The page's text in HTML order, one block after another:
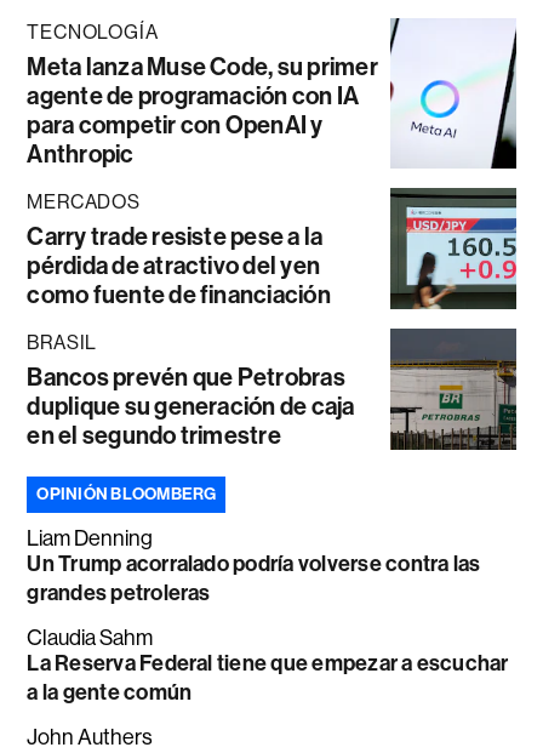
TECNOLOGÍA
Meta lanza Muse Code, su primer
agente de programación con IA
para competir con OpenAI y
Anthropic
MERCADOS
Carry trade resiste pese a la
pérdida de atractivo del yen
como fuente de financiación
BRASIL
Bancos prevén que Petrobras
duplique su generación de caja
en el segundo trimestre
OPINIÓN BLOOMBERG
Liam Denning
Un Trump acorralado podría volverse contra las
grandes petroleras
Claudia Sahm
La Reserva Federal tiene que empezar a escuchar
a la gente común
John Authers